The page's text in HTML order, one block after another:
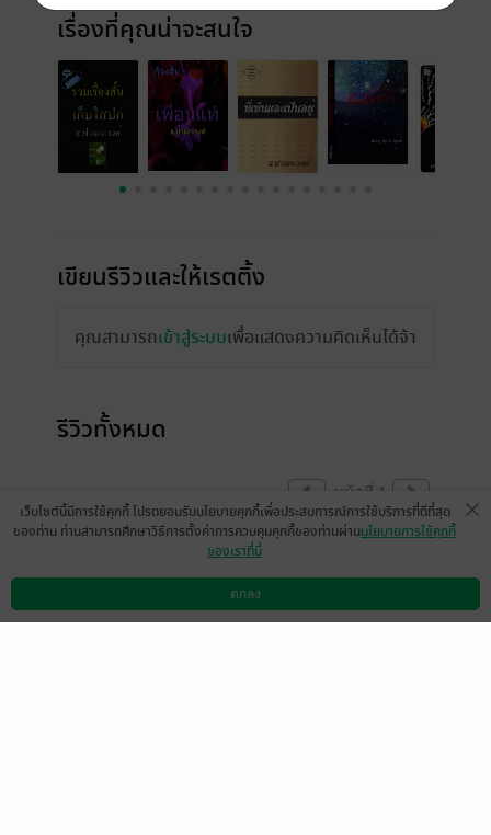
เรื่องที่คุณน่าจะสนใจ
เขียนรีวิวและให้เรตติ้ง
คุณสามารถเข้าสู่ระบบเพื่อแสดงความคิดเห็นได้จ้า
รีวิวทั้งหมด
หน้าที่ 1
17 ส.ค. 255920:51 น.
ดาวน์โหลดแอป วิธีการใช้งาน ติดต่อเรา
เว็บไซต์นี้มีการใช้คุกกี้ โปรดยอมรับนโยบายคุกกี้เพื่อประสบการณ์การใช้บริการที่ดีที่สุด
ของท่าน ท่านสามารถศึกษาวิธีการตั้งค่าการควบคุมคุกกี้ของท่านผ่านนโยบายการใช้คุกกี้
ของเราที่นี่
ตกลง